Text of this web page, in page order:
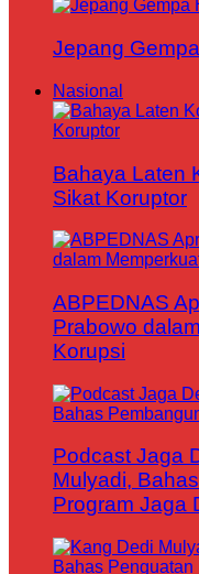
Jepang
Nasional
Bahaya Laten
Sikat Koruptor
ABPEDNAS
Prabowo
Korupsi
Podcast Jaga
Mulyadi,
Program Jaga